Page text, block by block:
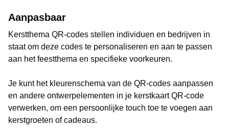
Aanpasbaar
Kerstthema QR-codes stellen individuen en bedrijven in
staat om deze codes te personaliseren en aan te passen
aan het feestthema en specifieke voorkeuren.
Je kunt het kleurenschema van de QR-codes aanpassen
en andere ontwerpelementen in je kerstkaart QR-code
verwerken, om een persoonlijke touch toe te voegen aan
kerstgroeten of cadeaus.